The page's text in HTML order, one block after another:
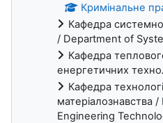
Кримінальне
Кафедра
/ Department of
Кафедра
енергетичних
Кафедра
матеріалознавства
Engineering